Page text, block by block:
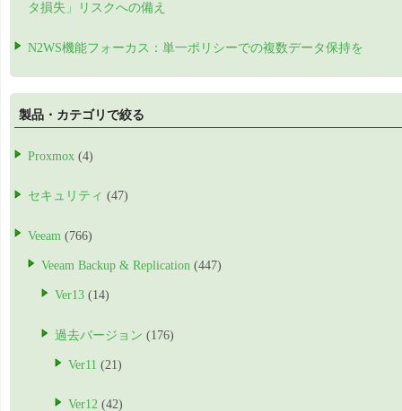
タ損失」リスクへの備え
N2WS機能フォーカス：単一ポリシーでの複数データ保持を
製品・カテゴリで絞る
Proxmox (4)
セキュリティ (47)
Veeam (766)
Veeam Backup & Replication (447)
Ver13 (14)
過去バージョン (176)
Ver11 (21)
Ver12 (42)